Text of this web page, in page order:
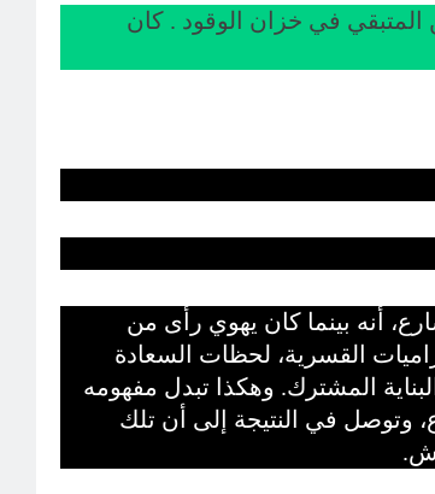
في خزان الوقود . كان
أنه بينما كان يهوي رأى من
القسرية، لحظات السعادة
المشترك. وهكذا تبدل مفهومه
وتوصل في النتيجة إلى أن تلك